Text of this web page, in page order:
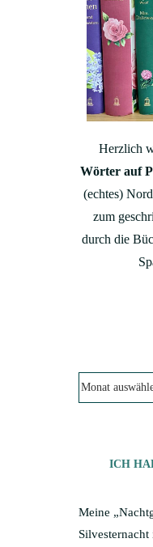
Herzlich
Wörter auf
(echtes)
zum
durch die
ICH
Meine